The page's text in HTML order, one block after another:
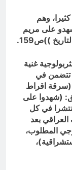
وهم
على مريم
))ص159.
غنية
تتضمن في
(سرقة اقراط
(شهدوا على
في كل
بعد
المطلوب،